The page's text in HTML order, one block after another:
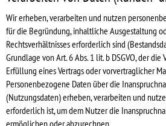
Wir erheben, verarbeiten und nutzen
für die Begründung, inhaltliche Ausgestaltung
Rechtsverhältnisses erforderlich sind
Grundlage von Art. 6 Abs. 1 lit. b DSGVO, der
Erfüllung eines Vertrags oder vorvertraglicher
Personenbezogene Daten über die
(Nutzungsdaten) erheben, verarbeiten und
erforderlich ist, um dem Nutzer die
ermöglichen oder abzurechnen.